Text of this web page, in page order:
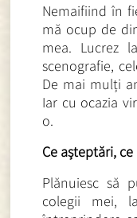
Nemaifiind în
mă ocup de
mea. Lucrez
scenografie,
De mai mulți
Iar cu ocazia
o.
Ce așteptări,
Plănuiesc să
colegii mei,